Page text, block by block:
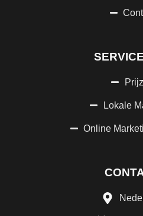
Lokale
Online